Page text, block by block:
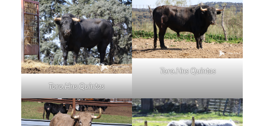
Toro.Hns Quintas
Toro.Hns Quintas